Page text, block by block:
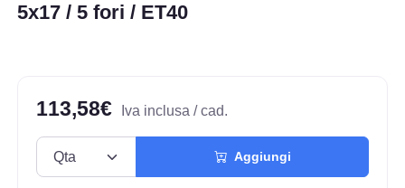
5x17 / 5 fori / ET40
113,58€ Iva inclusa / cad.
Aggiungi